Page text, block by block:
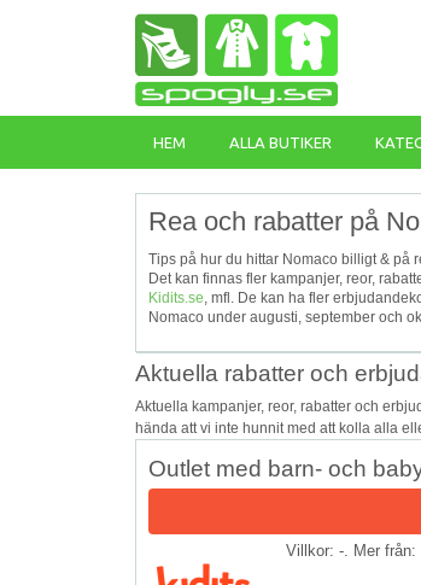
HEM ALLA BUTIKER
Rea och rabatter på
Tips på hur du hittar Nomaco billigt & på
Det kan finnas fler kampanjer, reor,
Kidits.se, mfl. De kan ha fler
Nomaco under augusti, september och
Aktuella rabatter och
Aktuella kampanjer, reor, rabatter och
hända att vi inte hunnit med att kolla alla
Outlet med barn- och
Villkor: -. Mer från: